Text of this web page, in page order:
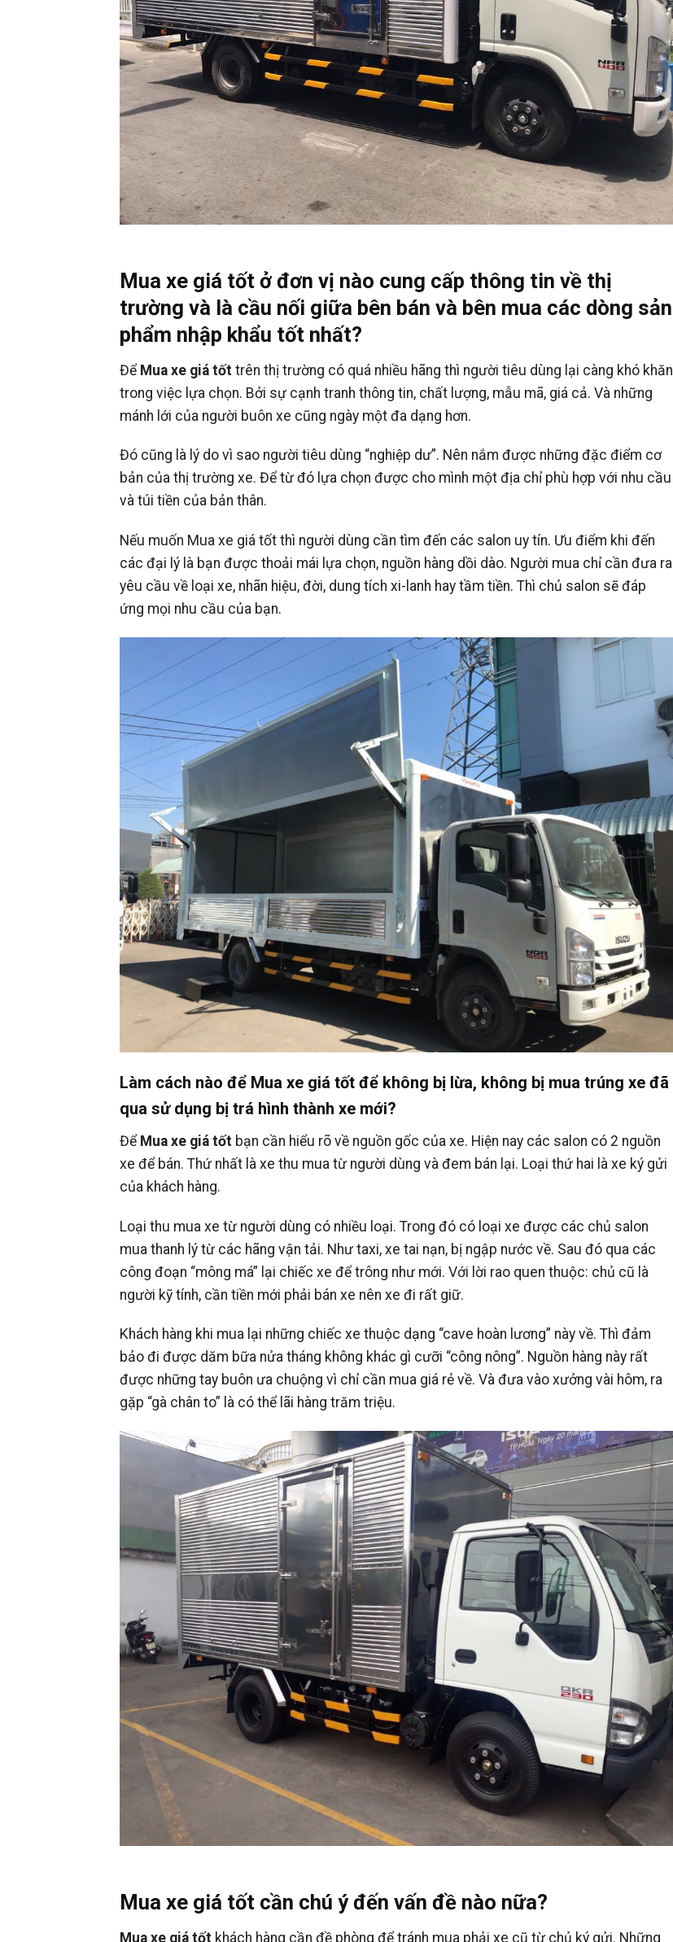
Mua xe giá tốt ở đơn vị nào cung cấp thông tin về thị
trường và là cầu nối giữa bên bán và bên mua các dòng sản
phẩm nhập khẩu tốt nhất?
Để Mua xe giá tốt trên thị trường có quá nhiều hãng thì người tiêu dùng lại càng khó khăn
trong việc lựa chọn. Bởi sự cạnh tranh thông tin, chất lượng, mẫu mã, giá cả. Và những
mánh lới của người buôn xe cũng ngày một đa dạng hơn.
Đó cũng là lý do vì sao người tiêu dùng “nghiệp dư”. Nên nắm được những đặc điểm cơ
bản của thị trường xe. Để từ đó lựa chọn được cho mình một địa chỉ phù hợp với nhu cầu
và túi tiền của bản thân.
Nếu muốn Mua xe giá tốt thì người dùng cần tìm đến các salon uy tín. Ưu điểm khi đến
các đại lý là bạn được thoải mái lựa chọn, nguồn hàng dồi dào. Người mua chỉ cần đưa ra
yêu cầu về loại xe, nhãn hiệu, đời, dung tích xi-lanh hay tầm tiền. Thì chủ salon sẽ đáp
ứng mọi nhu cầu của bạn.
Làm cách nào để Mua xe giá tốt để không bị lừa, không bị mua trúng xe đã
qua sử dụng bị trá hình thành xe mới?
Để Mua xe giá tốt bạn cần hiểu rõ về nguồn gốc của xe. Hiện nay các salon có 2 nguồn
xe để bán. Thứ nhất là xe thu mua từ người dùng và đem bán lại. Loại thứ hai là xe ký gửi
của khách hàng.
Loại thu mua xe từ người dùng có nhiều loại. Trong đó có loại xe được các chủ salon
mua thanh lý từ các hãng vận tải. Như taxi, xe tai nạn, bị ngập nước về. Sau đó qua các
công đoạn “mông má” lại chiếc xe để trông như mới. Với lời rao quen thuộc: chủ cũ là
người kỹ tính, cần tiền mới phải bán xe nên xe đi rất giữ.
Khách hàng khi mua lại những chiếc xe thuộc dạng “cave hoàn lương” này về. Thì đảm
bảo đi được dăm bữa nửa tháng không khác gì cưỡi “công nông”. Nguồn hàng này rất
được những tay buôn ưa chuộng vì chỉ cần mua giá rẻ về. Và đưa vào xưởng vài hôm, ra
gặp “gà chân to” là có thể lãi hàng trăm triệu.
Mua xe giá tốt cần chú ý đến vấn đề nào nữa?
Mua xe giá tốt khách hàng cần đề phòng để tránh mua phải xe cũ từ chủ ký gửi. Những